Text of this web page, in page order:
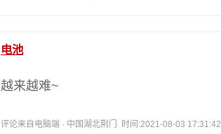
电池
越来越难~
评论来自电脑端 · 中国湖北荆门 时间:2021-08-03 17:31:42